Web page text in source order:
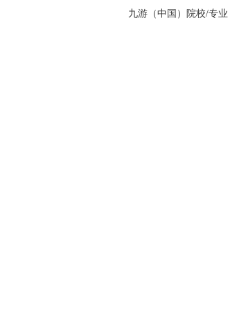
九游（中国）院校/专业